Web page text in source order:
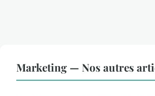
Marketing — Nos autres